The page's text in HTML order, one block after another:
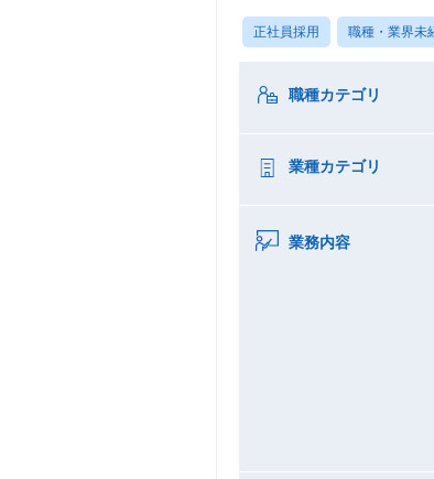
正社員採用 職種・業界未
職種カテゴリ
業種カテゴリ
業務内容